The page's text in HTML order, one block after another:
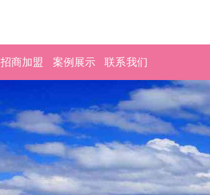
招商加盟 案例展示 联系我们